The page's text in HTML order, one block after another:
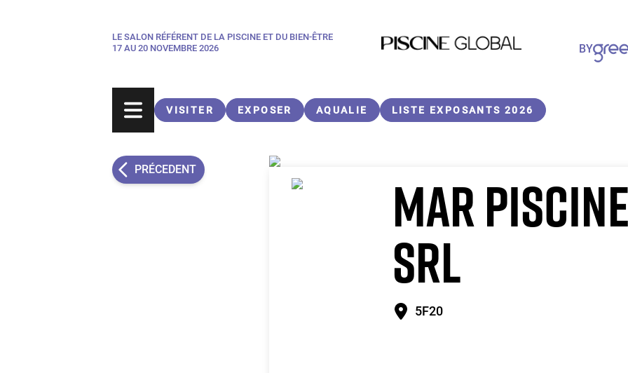
Paragraphes
LE SALON RÉFÉRENT DE LA PISCINE ET DU BIEN-ÊTRE
17 AU 20 NOVEMBRE 2026
Paragraphes
BY
VISITER EXPOSER AQUALIE LISTE EXPOSANTS 2026
PRÉCEDENT MAR PISCINE
SRL
5F20